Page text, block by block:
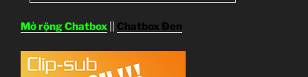
Mở rộng Chatbox Chatbox Đen